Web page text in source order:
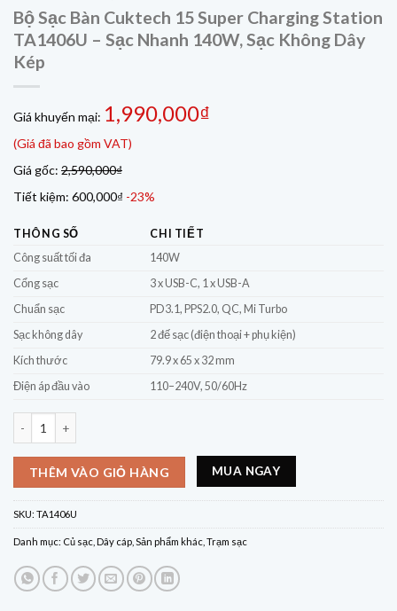
Bộ Sạc Bàn Cuktech 15 Super Charging Station
TA1406U – Sạc Nhanh 140W, Sạc Không Dây
Kép
Giá khuyến mại: 1,990,000₫
(Giá đã bao gồm VAT)
Giá gốc: 2,590,000₫
Tiết kiệm: 600,000₫ -23%
THÔNG SỐ
CHI TIẾT
Công suất tối đa
140W
Cổng sạc
3 x USB-C, 1 x USB-A
Chuẩn sạc
PD3.1, PPS2.0, QC, Mi Turbo
Sạc không dây
2 đế sạc (điện thoại + phụ kiện)
Kích thước
79.9 x 65 x 32 mm
Điện áp đầu vào
110–240V, 50/60Hz
THÊM VÀO GIỎ HÀNG MUA NGAY
SKU: TA1406U
Danh mục: Củ sạc Dây cáp Sản phẩm khác Trạm sạc